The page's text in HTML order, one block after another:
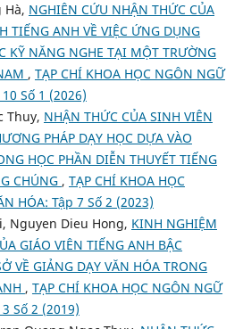
Hà, NGHIÊN CỨU NHẬN THỨC CỦA
TIẾNG ANH VỀ VIỆC ỨNG DỤNG
KỸ NĂNG NGHE TẠI MỘT TRƯỜNG
, TẠP CHÍ KHOA HỌC NGÔN NGỮ
Số 1 (2026)
Thuy, NHẬN THỨC CỦA SINH VIÊN
PHÁP DẠY HỌC DỰA VÀO
HỌC PHẦN DIỄN THUYẾT TIẾNG
CHÚNG , TẠP CHÍ KHOA HỌC
HÓA: Tập 7 Số 2 (2023)
Nguyen Dieu Hong, KINH NGHIỆM
GIÁO VIÊN TIẾNG ANH BẬC
VỀ GIẢNG DẠY VĂN HÓA TRONG
, TẠP CHÍ KHOA HỌC NGÔN NGỮ
Số 2 (2019)